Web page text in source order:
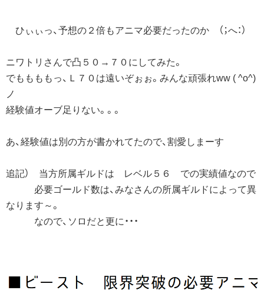
ひぃぃっ、予想の２倍もアニマ必要だったのか （；へ：）
ニワトリさんで凸５０→７０にしてみた。
でももももっ、Ｌ７０は遠いぞぉぉ。みんな頑張れww ( ^o^)
ノ
経験値オーブ足りない。。。
あ、経験値は別の方が書かれてたので、割愛しまーす
追記） 当方所属ギルドは レベル５６ での実績値なので
必要ゴールド数は、みなさんの所属ギルドによって異
なります～。
なので、ソロだと更に・・・